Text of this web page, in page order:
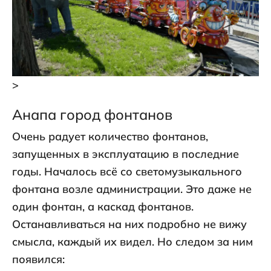
>
Анапа город фонтанов
Очень радует количество фонтанов,
запущенных в эксплуатацию в последние
годы. Началось всё со светомузыкального
фонтана возле администрации. Это даже не
один фонтан, а каскад фонтанов.
Останавливаться на них подробно не вижу
смысла, каждый их видел. Но следом за ним
появился: